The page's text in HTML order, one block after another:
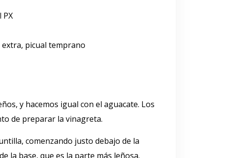
PX
picual temprano
y hacemos igual con el aguacate. Los
de preparar la vinagreta.
comenzando justo debajo de la
la base, que es la parte más leñosa.